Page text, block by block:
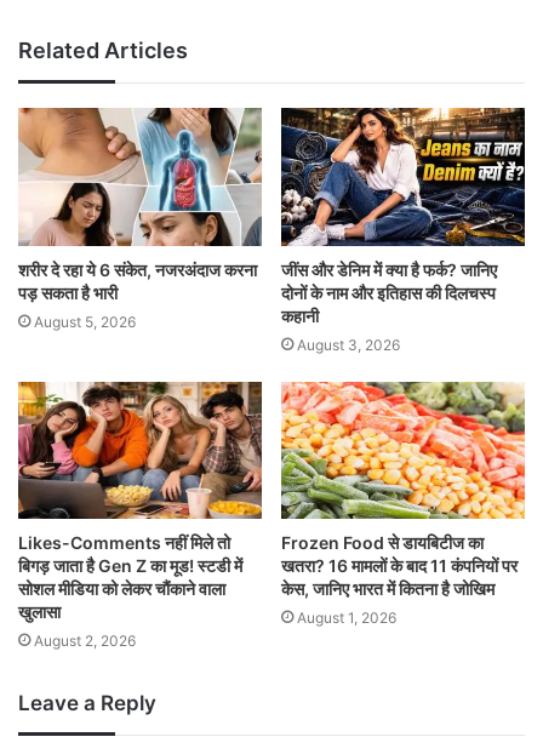
Related Articles
शरीर दे रहा ये 6 संकेत, नजरअंदाज करना
पड़ सकता है भारी
August 5, 2026
जींस और डेनिम में क्या है फर्क? जानिए
दोनों के नाम और इतिहास की दिलचस्प
कहानी
August 3, 2026
Likes-Comments नहीं मिले तो
बिगड़ जाता है Gen Z का मूड! स्टडी में
सोशल मीडिया को लेकर चौंकाने वाला
खुलासा
August 2, 2026
Frozen Food से डायबिटीज का
खतरा? 16 मामलों के बाद 11 कंपनियों पर
केस, जानिए भारत में कितना है जोखिम
August 1, 2026
Leave a Reply